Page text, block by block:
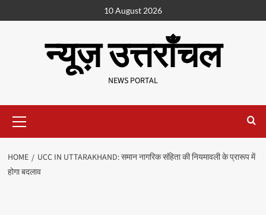
10 August 2026
न्यूज़ उत्तराँचल
NEWS PORTAL
HOME
UCC IN UTTARAKHAND: समान नागरिक संहिता की नियमावली के प्रारूप में
होगा बदलाव